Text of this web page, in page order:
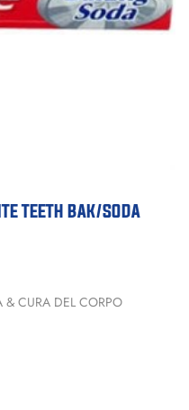
TEETH BAK/SODA
& CURA DEL CORPO